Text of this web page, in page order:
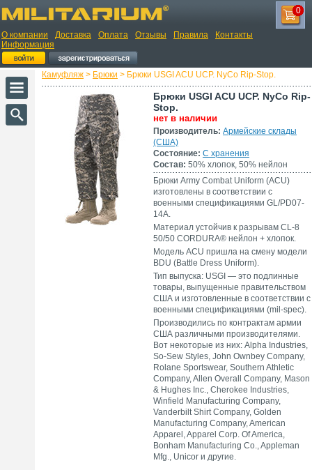
О компании Доставка Оплата Отзывы Правила
Контакты
Информация
0
Камуфляж > Брюки > Брюки USGI ACU UCP. NyCo Rip-Stop.
Брюки USGI ACU UCP. NyCo Rip-
Stop.
нет в наличии
Производитель: Армейские склады
(США)
Состояние: С хранения
Состав: 50% хлопок, 50% нейлон
Брюки Army Combat Uniform (ACU)
изготовлены в соответствии с
военными спецификациями GL/PD07-
14A.
Материал устойчив к разрывам CL-8
50/50 CORDURA® нейлон + хлопок.
Модель ACU пришла на смену модели
BDU (Battle Dress Uniform).
Тип выпуска: USGI — это подлинные
товары, выпущенные правительством
США и изготовленные в соответствии с
военными спецификациями (mil-spec).
Производились по контрактам армии
США различными производителями.
Вот некоторые из них: Alpha Industries,
So-Sew Styles, John Ownbey Company,
Rolane Sportswear, Southern Athletic
Company, Allen Overall Company, Mason
& Hughes Inc., Cherokee Industries,
Winfield Manufacturing Company,
Vanderbilt Shirt Company, Golden
Manufacturing Company, American
Apparel, Apparel Corp. Of America,
Bonham Manufacturing Co., Appleman
Mfg., Unicor и другие.